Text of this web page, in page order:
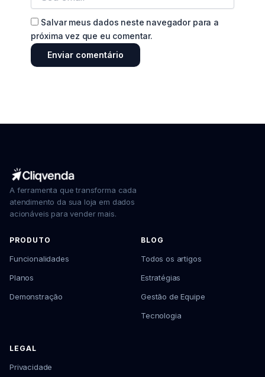
Salvar meus dados neste navegador para a
próxima vez que eu comentar.
A ferramenta que transforma cada
atendimento da sua loja em dados
acionáveis para vender mais.
PRODUTO
Funcionalidades
Planos
Demonstração
BLOG
Todos os artigos
Estratégias
Gestão de Equipe
Tecnologia
LEGAL
Privacidade